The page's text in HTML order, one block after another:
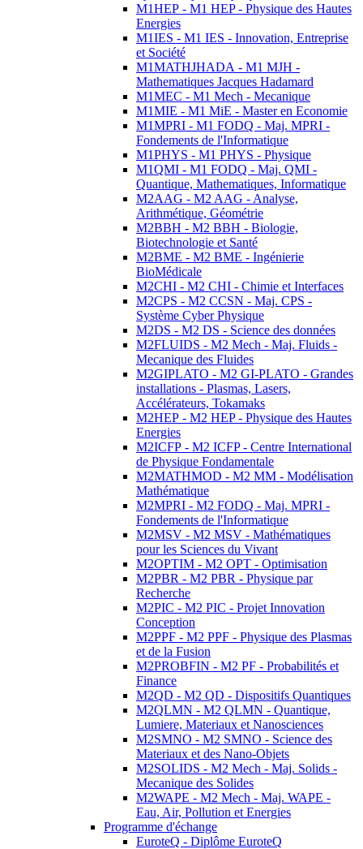
M1HEP - M1 HEP - Physique des Hautes
Energies
M1IES - M1 IES - Innovation, Entreprise
et Société
M1MATHJHADA - M1 MJH -
Mathematiques Jacques Hadamard
M1MEC - M1 Mech - Mecanique
M1MIE - M1 MiE - Master en Economie
M1MPRI - M1 FODQ - Maj. MPRI -
Fondements de l'Informatique
M1PHYS - M1 PHYS - Physique
M1QMI - M1 FODQ - Maj. QMI -
Quantique, Mathematiques, Informatique
M2AAG - M2 AAG - Analyse,
Arithmétique, Géométrie
M2BBH - M2 BBH - Biologie,
Biotechnologie et Santé
M2BME - M2 BME - Ingénierie
BioMédicale
M2CHI - M2 CHI - Chimie et Interfaces
M2CPS - M2 CCSN - Maj. CPS -
Système Cyber Physique
M2DS - M2 DS - Science des données
M2FLUIDS - M2 Mech - Maj. Fluids -
Mecanique des Fluides
M2GIPLATO - M2 GI-PLATO - Grandes
installations - Plasmas, Lasers,
Accélérateurs, Tokamaks
M2HEP - M2 HEP - Physique des Hautes
Energies
M2ICFP - M2 ICFP - Centre International
de Physique Fondamentale
M2MATHMOD - M2 MM - Modélisation
Mathématique
M2MPRI - M2 FODQ - Maj. MPRI -
Fondements de l'Informatique
M2MSV - M2 MSV - Mathématiques
pour les Sciences du Vivant
M2OPTIM - M2 OPT - Optimisation
M2PBR - M2 PBR - Physique par
Recherche
M2PIC - M2 PIC - Projet Innovation
Conception
M2PPF - M2 PPF - Physique des Plasmas
et de la Fusion
M2PROBFIN - M2 PF - Probabilités et
Finance
M2QD - M2 QD - Dispositifs Quantiques
M2QLMN - M2 QLMN - Quantique,
Lumiere, Materiaux et Nanosciences
M2SMNO - M2 SMNO - Science des
Materiaux et des Nano-Objets
M2SOLIDS - M2 Mech - Maj. Solids -
Mecanique des Solides
M2WAPE - M2 Mech - Maj. WAPE -
Eau, Air, Pollution et Energies
Programme d'échange
EuroteQ - Diplôme EuroteQ